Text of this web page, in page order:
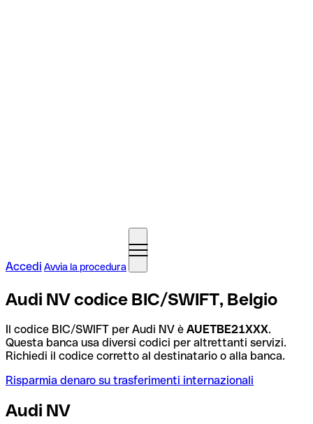
Accedi Avvia la procedura
Audi NV codice BIC/SWIFT, Belgio
Il codice BIC/SWIFT per Audi NV è AUETBE21XXX.
Questa banca usa diversi codici per altrettanti servizi.
Richiedi il codice corretto al destinatario o alla banca.
Risparmia denaro su trasferimenti internazionali
Audi NV